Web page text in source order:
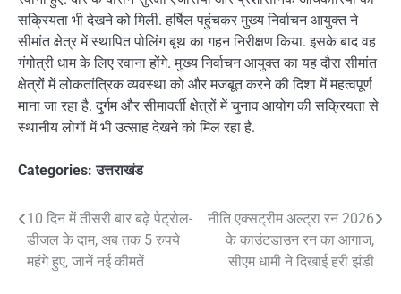
सक्रियता भी देखने को मिली. हर्षिल पहुंचकर मुख्य निर्वाचन आयुक्त ने
सीमांत क्षेत्र में स्थापित पोलिंग बूथ का गहन निरीक्षण किया. इसके बाद वह
गंगोत्री धाम के लिए रवाना होंगे. मुख्य निर्वाचन आयुक्त का यह दौरा सीमांत
क्षेत्रों में लोकतांत्रिक व्यवस्था को और मजबूत करने की दिशा में महत्वपूर्ण
माना जा रहा है. दुर्गम और सीमावर्ती क्षेत्रों में चुनाव आयोग की सक्रियता से
स्थानीय लोगों में भी उत्साह देखने को मिल रहा है.
Categories:उत्तराखंड
Post
navigation
10 दिन में तीसरी बार बढ़े पेट्रोल-
डीजल के दाम, अब तक 5 रुपये
महंगे हुए, जानें नई कीमतें
नीति एक्सट्रीम अल्ट्रा रन 2026
के काउंटडाउन रन का आगाज,
सीएम धामी ने दिखाई हरी झंडी